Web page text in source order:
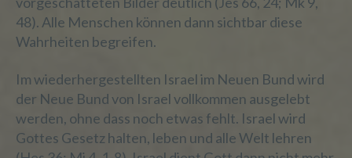
48). Alle Menschen können dann sichtbar diese
Wahrheiten begreifen.
Im wiederhergestellten Israel im Neuen Bund wird
der Neue Bund von Israel vollkommen ausgelebt
werden, ohne dass noch etwas fehlt. Israel wird
Gottes Gesetz halten, leben und alle Welt lehren
g) Verantwortlicher oder für die
Verantwortlicher oder für die Verarbeitung
Verantwortlicher ist die natürliche oder
juristische Person, Behörde, Einrichtung
oder andere Stelle, die allein oder